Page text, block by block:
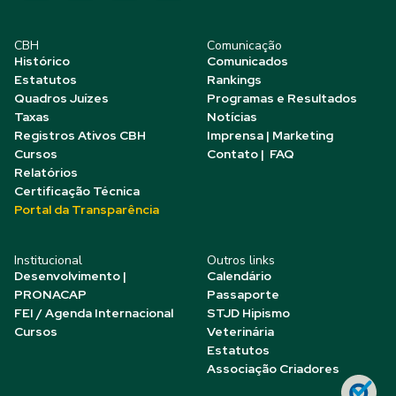
CBH
Histórico
Estatutos
Quadros Juízes
Taxas
Registros Ativos CBH
Cursos
Relatórios
Certificação Técnica
Portal da Transparência
Comunicação
Comunicados
Rankings
Programas e Resultados
Notícias
Imprensa | Marketing
Contato | FAQ
Institucional
Desenvolvimento |
PRONACAP
FEI / Agenda Internacional
Cursos
Outros links
Calendário
Passaporte
STJD Hipismo
Veterinária
Estatutos
Associação Criadores